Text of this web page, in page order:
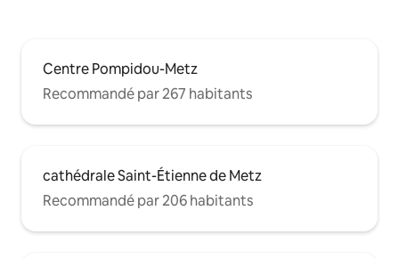
Centre Pompidou-Metz
Recommandé par 267 habitants
cathédrale Saint-Étienne de Metz
Recommandé par 206 habitants